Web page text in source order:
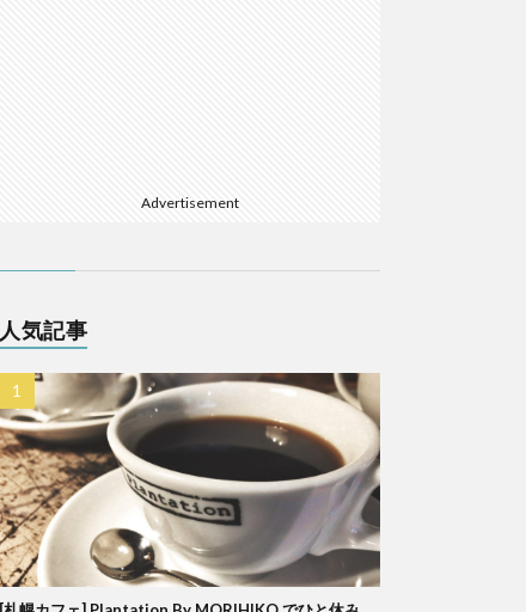
Advertisement
人気記事